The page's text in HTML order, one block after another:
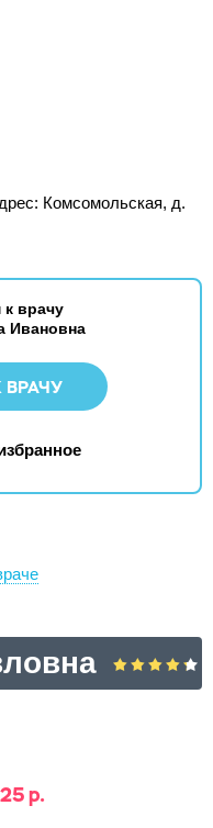
Комсомольская, д.
врачу
Ивановна
ВРАЧУ
р.